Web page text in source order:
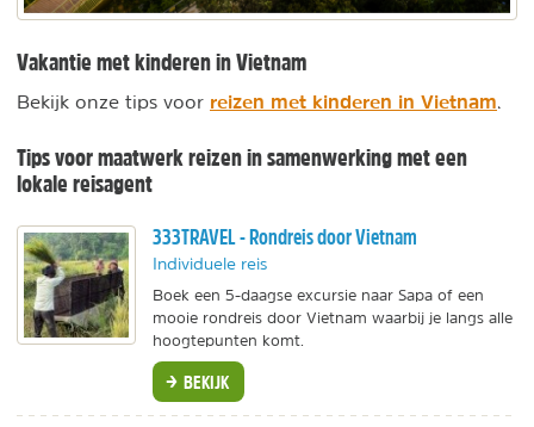
Vakantie met kinderen in Vietnam
Bekijk onze tips voor reizen met kinderen in Vietnam
Tips voor maatwerk reizen in samenwerking met een
lokale reisagent
333TRAVEL - Rondreis door Vietnam
Individuele reis
Boek een 5-daagse excursie naar Sapa of een
mooie rondreis door Vietnam waarbij je langs alle
hoogtepunten komt.
BEKIJK